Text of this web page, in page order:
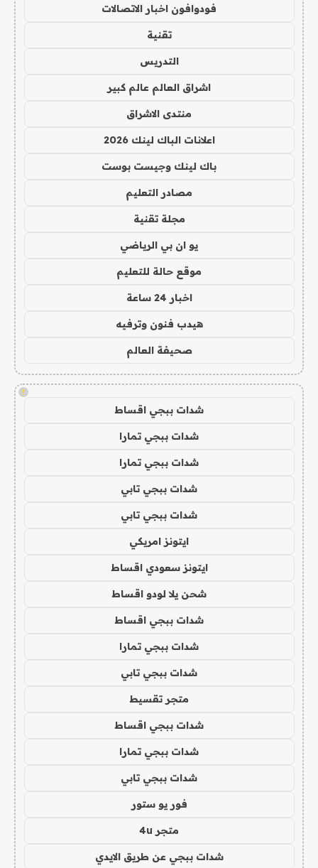
فودوافون اخبار الاتصالات
تقنية
التدريس
اشراق العالم عالم كبير
منتدى الاشراق
اعلانات الباك لينك 2026
باك لينك وجيست بوست
مصادر التعليم
مجلة تقنية
يو ان بي الرياضي
موقع حالة للتعليم
اخبار 24 ساعة
هيدب فنون وترفيه
صحيفة العالم
!
شدات ببجي اقساط
شدات ببجي تمارا
شدات ببجي تمارا
شدات ببجي تابي
شدات ببجي تابي
ايتونز امريكي
ايتونز سعودي اقساط
شحن يلا لودو اقساط
شدات ببجي اقساط
شدات ببجي تمارا
شدات ببجي تابي
متجر تقسيط
شدات ببجي اقساط
شدات ببجي تمارا
شدات ببجي تابي
فور يو ستور
متجر 4u
شدات ببجي عن طريق الايدي